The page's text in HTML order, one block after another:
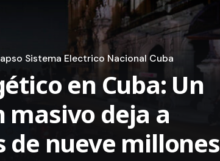
Sistema Electrico Nacional Cuba
en Cuba: Un
masivo deja a
de nueve millones